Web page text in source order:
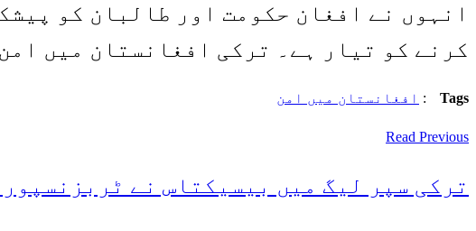
انہوں نے افغان حکومت اور طالبان کو
کرنے کو تیار ہے۔ ترکی افغانستان میں
Tags
: افغانستان میں امن
Read Previous
ترکی سپر لیگ میں بیسیکتاس نے ٹربزنسپور کو 1-3 سے شکست